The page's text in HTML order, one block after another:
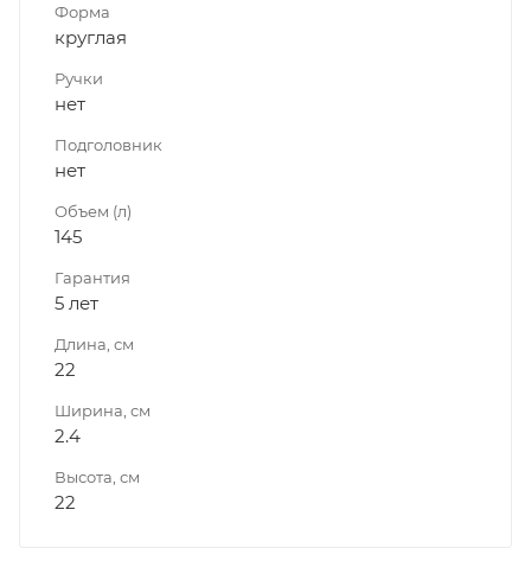
Форма
круглая
Ручки
нет
Подголовник
нет
Объем (л)
145
Гарантия
5 лет
Длина, см
22
Ширина, см
2.4
Высота, см
22